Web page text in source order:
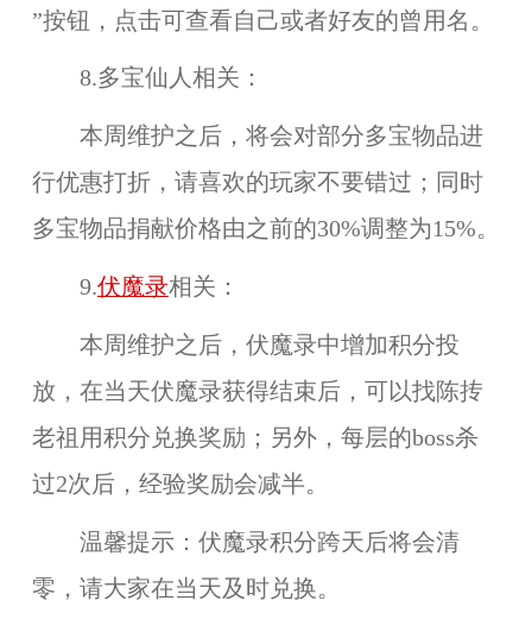
”按钮，点击可查看自己或者好友的曾用名 。
8.多宝仙人相关：
本周维护之后，将会对部分多宝物品进
行优惠打折，请喜欢的玩家不要错过；同时
多宝物品捐献价格由之前的30%调整为15%。
9.伏魔录相关：
本周维护之后，伏魔录中增加积分投
放，在当天伏魔录获得结束后，可以找陈抟
老祖 用积分兑换奖励；另外，每层的boss杀
过2次后，经验奖励会减半。
温馨提示： 伏魔录积分跨天后将会清
零，请大家在当天及时兑换。